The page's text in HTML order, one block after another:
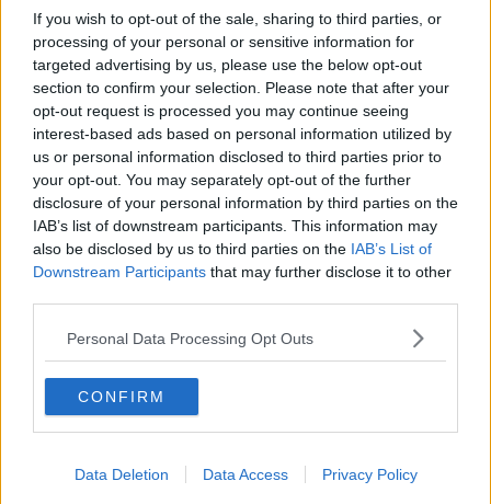
If you wish to opt-out of the sale, sharing to third parties, or
processing of your personal or sensitive information for
targeted advertising by us, please use the below opt-out
section to confirm your selection. Please note that after your
opt-out request is processed you may continue seeing
interest-based ads based on personal information utilized by
us or personal information disclosed to third parties prior to
your opt-out. You may separately opt-out of the further
disclosure of your personal information by third parties on the
IAB’s list of downstream participants. This information may
also be disclosed by us to third parties on the IAB’s List of
Downstream Participants that may further disclose it to other
Personal Data Processing Opt Outs
CONFIRM
Data Deletion Data Access Privacy Policy
Il Presidente
​Il Giro
Insopportabile
​Mentre
Luana
​Ci vuole Fedez
​Cronaca di un vaccino annunciato
​Liberazione
Esternazioni
Vaxzevria
Nazionali
​Ricorrenze e celebrazioni
Marte
​Vaccine Easing
No profit
Dragonheart
Con-ter?
Coincidenze e crisi